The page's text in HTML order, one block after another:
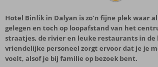
Hotel Binlik in Dalyan is zo’n fijne plek waar
gelegen en toch op loopafstand van het
straatjes, de rivier en leuke restaurants in
vriendelijke personeel zorgt ervoor dat je je
voelt, alsof je bij familie op bezoek bent.